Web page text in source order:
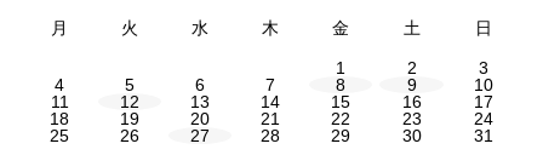
月 火 水 木 金 土 日
1 2
3
4
5 6 7 8 9
10
11
12 13 14 15 16
17
18
19 20 21 22 23
24
25
26 27 28 29 30 31